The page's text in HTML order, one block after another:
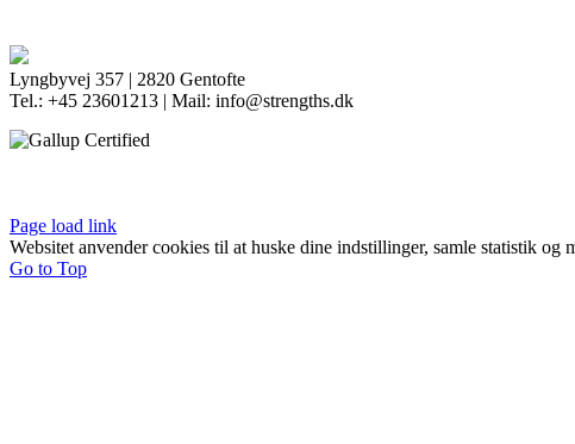
Lyngbyvej 357 | 2820 Gentofte
Tel.: +45 23601213 | Mail: info@strengths.dk
Page load link
Websitet anvender cookies til at huske dine indstillinger, samle statistik
Go to Top